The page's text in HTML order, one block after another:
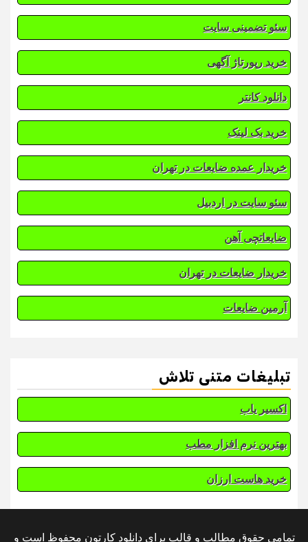
سئو تضمینی سایت
خرید رپورتاژ آگهی
دانلود کانتر
خرید بک لینک
خریدار عمده ضایعات در تهران
سئو سایت در اردبیل
ضایعاتچی آهن
خریدار ضایعات در تهران
آرمین ضایعات
تبلیغات متنی تلاش
اکسیر یاب
بهترین نرم افزار مطب
خرید هاست ارزان
تمامی حقوق مطالب و قالب برای دانلود کارتون محفوظ است و